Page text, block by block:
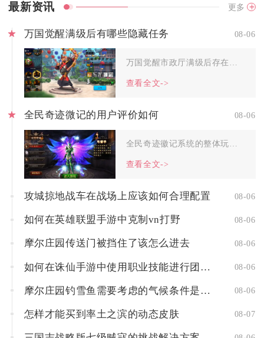
最新资讯 更多
万国觉醒满级后有哪些隐藏任务 08-06
查看全文->
全民奇迹微记的用户评价如何 08-06
查看全文->
攻城掠地战车在战场上应该如何合理配置 08-06
如何在英雄联盟手游中克制vn打野 08-06
摩尔庄园传送门被挡住了该怎么进去 08-06
如何在诛仙手游中使用职业技能进行团队配合 08-06
摩尔庄园钓雪鱼需要考虑的气候条件是什么 08-06
怎样才能买到率土之滨的动态皮肤 08-07